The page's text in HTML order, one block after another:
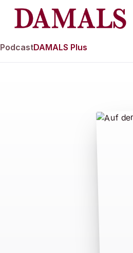
PodcastDAMALS Plus